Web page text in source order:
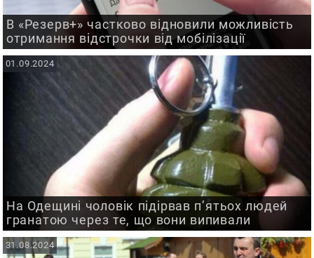
В «Резерв+» частково відновили можливість
отримання відстрочки від мобілізації
На Одещині чоловік підірвав п’ятьох людей
гранатою через те, що вони випивали
01.09.2024
31.08.2024